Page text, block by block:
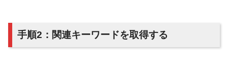
手順2：関連キーワードを取得する